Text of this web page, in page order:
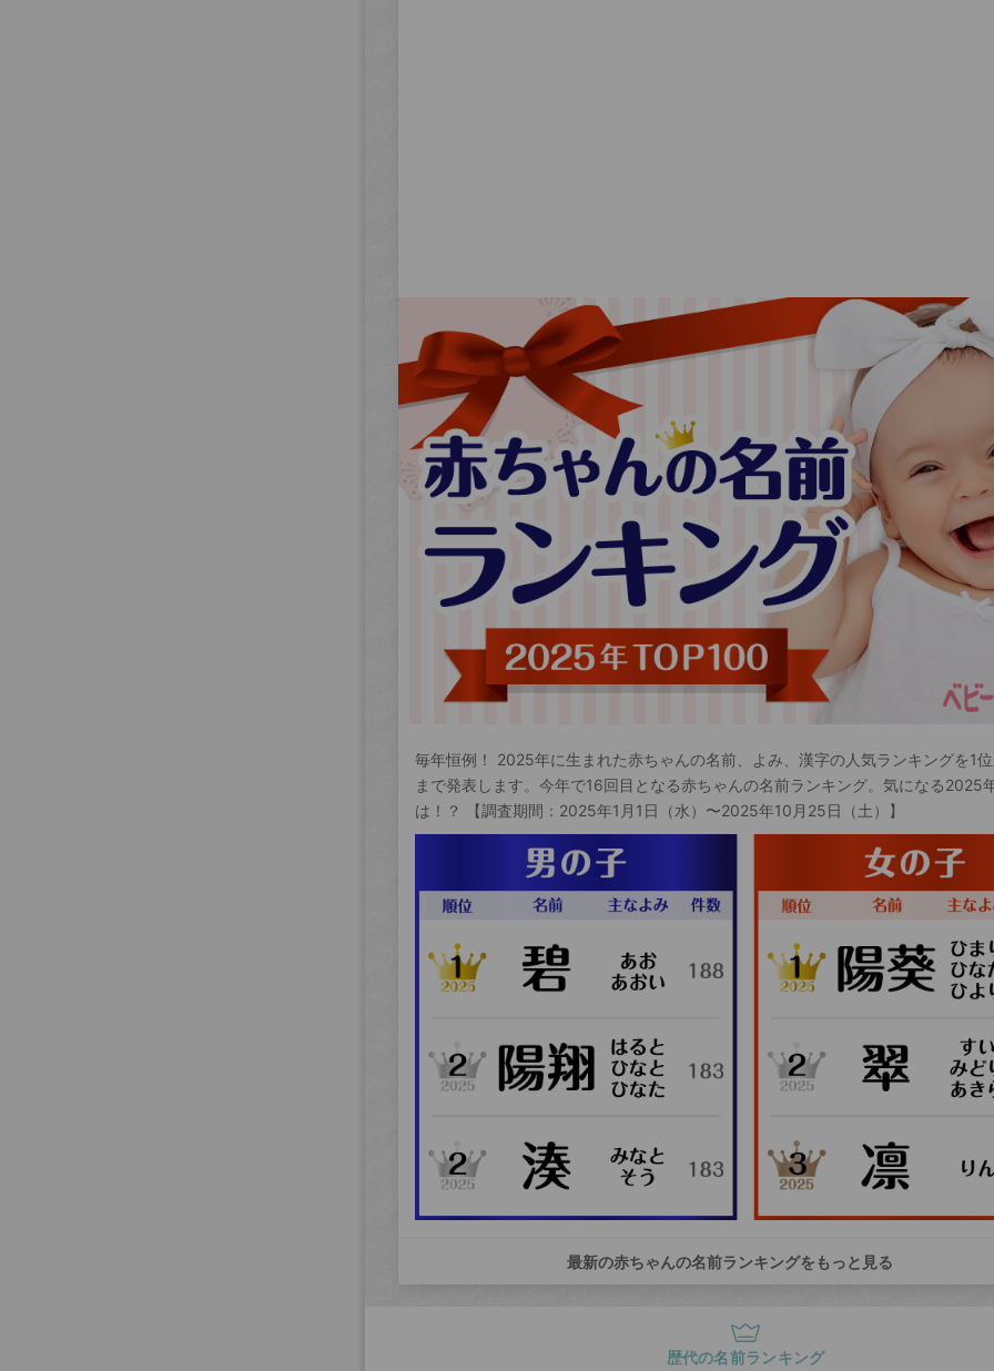
毎年恒例！ 2025年に生まれた赤ちゃんの名前、よみ、漢字の人気ランキングを1
まで発表します。今年で16回目となる赤ちゃんの名前ランキング。気になる2025
は！？ 【調査期間：2025年1月1日（水）〜2025年10月25日（土）】
最新の赤ちゃんの名前ランキングをもっと見る
歴代の名前ランキング